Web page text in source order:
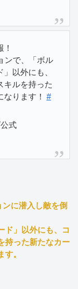
ンで、「ボル
以外にも、
キルを持った
なります！ #
式
に潜入し敵を倒
ド」以外にも、コ
持った新たなカー
。